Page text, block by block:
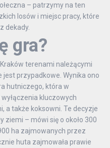
– patrzymy na ten
losów i miejsc pracy, które
dekady.
gra?
terenami należącymi
przypadkowe. Wynika ono
hutniczego, która w
kluczowych
a także koksowni. Te decyzje
ziemi – mówi się o około 300
ha zajmowanych przez
huta zajmowała prawie